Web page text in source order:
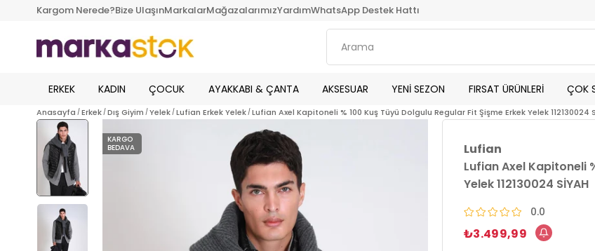
Kargom Nerede?Bize UlaşınMarkalarMağazalarımızYardımWhatsApp Destek Hattı
ERKEK KADIN ÇOCUK AYAKKABI & ÇANTA AKSESUAR YENİ SEZON FIRSAT ÜRÜNLERİ ÇOK
Anasayfa Erkek Dış Giyim Yelek Lufian Erkek Yelek Lufian Axel Kapitoneli % 100 Kuş Tüyü Dolgulu Regular Fit Şişme Erkek Yelek 112130024
KARGO
BEDAVA
Lufian
Lufian Axel Kapitoneli
Yelek 112130024 SİYAH
0.0
₺3.499,99